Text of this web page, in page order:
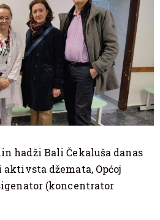
hadži Bali Čekaluša danas
džemata, Općoj
(koncentrator